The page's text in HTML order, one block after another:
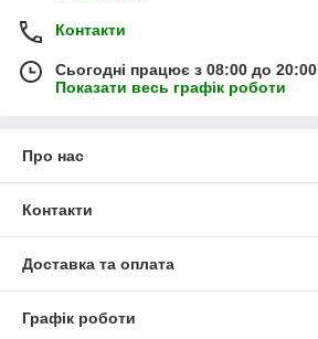
Контакти
Сьогодні працює з 08:00 до 20:00
Показати весь графік роботи
Про нас
Контакти
Доставка та оплата
Графік роботи